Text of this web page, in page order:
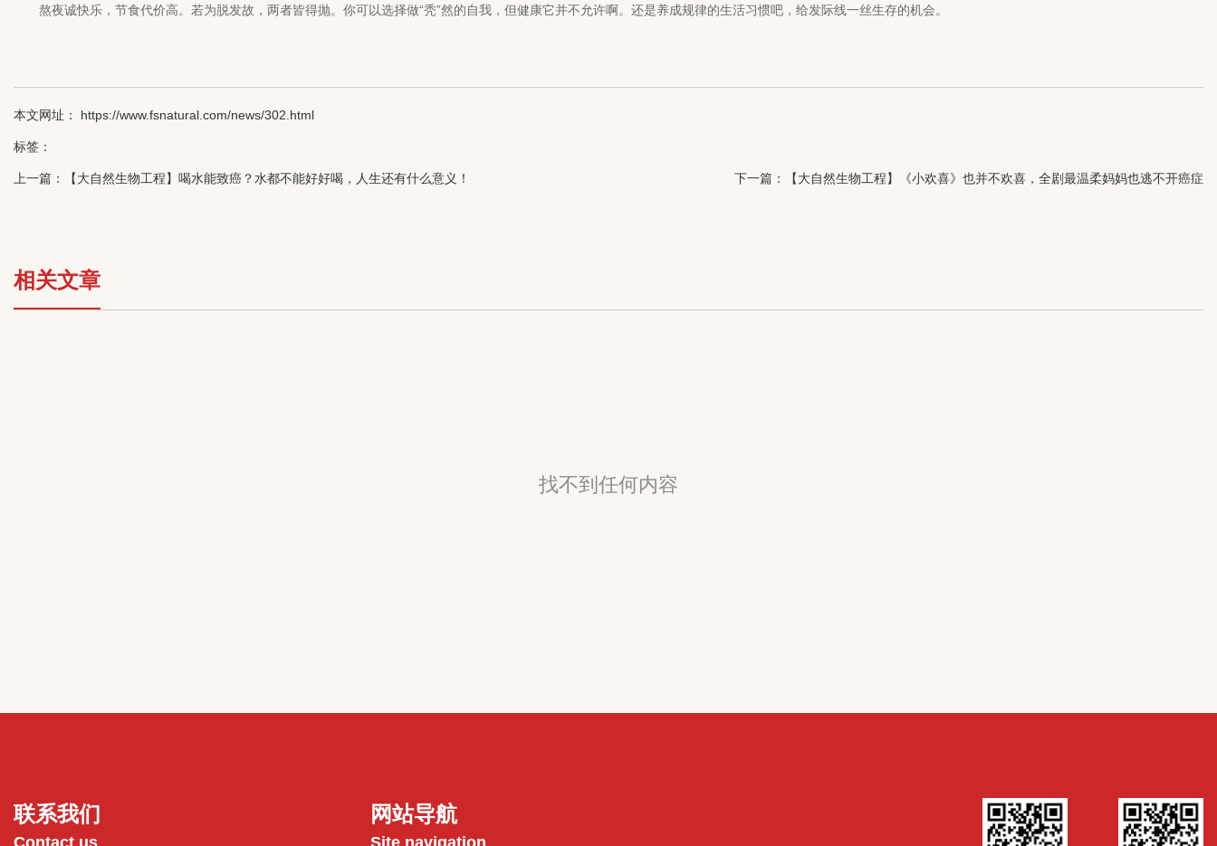
熬夜诚快乐，节食代价高。若为脱发故，两者皆得抛。你可以选择做“秃”然的自我，但健康它并不允许啊。还是养成规律的生活习惯吧，给发际线一丝生存的机会。
本文网址： https://www.fsnatural.com/news/302.html
标签：
上一篇： 【大自然生物工程】喝水能致癌？水都不能好好喝，人生还有什么意义！ 下一篇： 【大自然生物工程】《小欢喜》也并不欢喜，全剧最温柔妈妈也逃不开癌症
相关文章
找不到任何内容
联系我们
Contact us
网站导航
Site navigation